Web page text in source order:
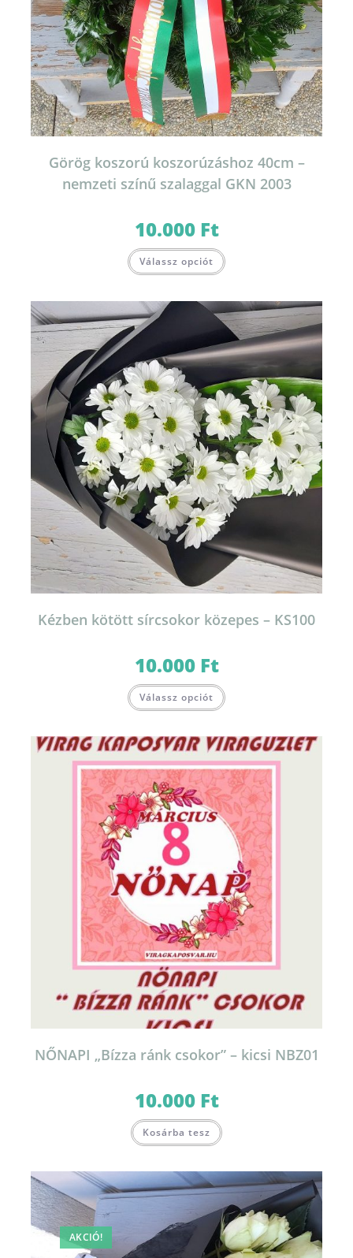
Görög koszorú koszorúzáshoz 40cm –
nemzeti színű szalaggal GKN 2003
10.000 Ft
Válassz opciót
Kézben kötött sírcsokor közepes – KS100
10.000 Ft
Válassz opciót
NŐNAPI „Bízza ránk csokor” – kicsi NBZ01
10.000 Ft
Kosárba tesz
AKCIÓ!